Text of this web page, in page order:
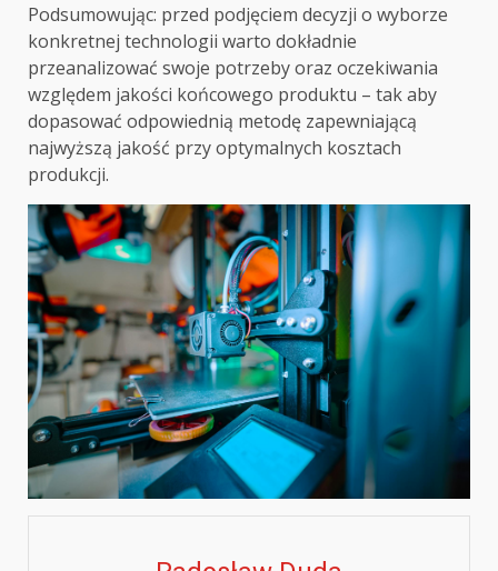
Podsumowując: przed podjęciem decyzji o wyborze
konkretnej technologii warto dokładnie
przeanalizować swoje potrzeby oraz oczekiwania
względem jakości końcowego produktu – tak aby
dopasować odpowiednią metodę zapewniającą
najwyższą jakość przy optymalnych kosztach
produkcji.